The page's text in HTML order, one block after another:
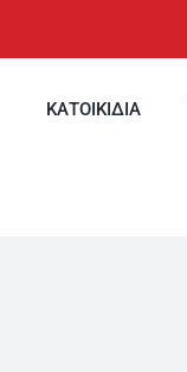
ΚΑΤΟΙΚΙΔΙΑ